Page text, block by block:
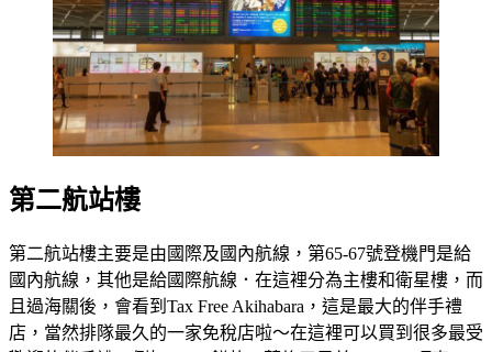
第二航站樓
第二航站樓主要是由國際及國內航線，第65-67號登機門是給
國內航線，其他是給國際航線．在這裡分為主樓和衛星樓，而
且過海關後，會看到Tax Free Akihabara，這是最大的伴手禮
店，當然排隊最久的一家免稅店啦～在這裡可以買到很多最受